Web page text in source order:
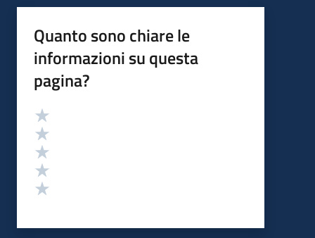
Quanto sono chiare le
informazioni su questa
pagina?
Valutazione